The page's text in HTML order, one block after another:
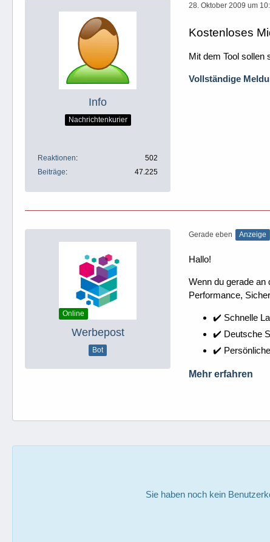
Info
Nachrichtenkurier
Reaktionen
502
Beiträge
47.225
28. Oktober 2009 um
Kostenloses
Mit dem Tool sollen
Vollständige
Online
Werbepost
Bot
Gerade eben Anzeige
Hallo!
Wenn du gerade an
Performance,
✔️ Schnelle
✔️ Deutsche
✔️
Mehr erfahren
Sie haben noch kein